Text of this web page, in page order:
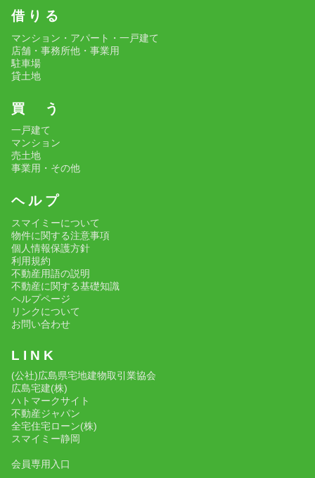
借 り る
マンション・アパート・一戸建て
店舗・事務所他・事業用
駐車場
貸土地
買 う
一戸建て
マンション
売土地
事業用・その他
ヘ ル プ
スマイミーについて
物件に関する注意事項
個人情報保護方針
利用規約
不動産用語の説明
不動産に関する基礎知識
ヘルプページ
リンクについて
お問い合わせ
L I N K
(公社)広島県宅地建物取引業協会
広島宅建(株)
ハトマークサイト
不動産ジャパン
全宅住宅ローン(株)
スマイミー静岡
会員専用入口